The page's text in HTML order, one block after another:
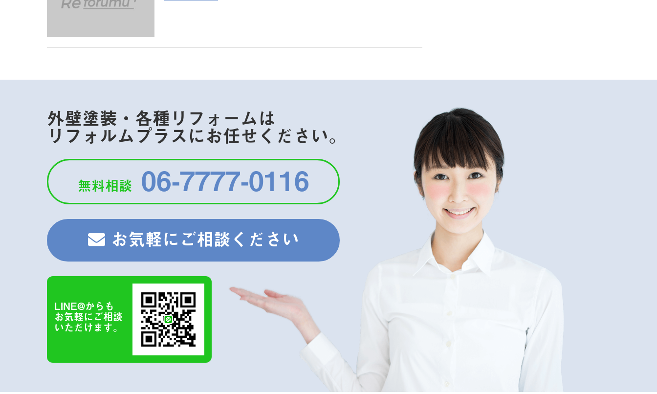
外壁塗装・各種リフォームは
リフォルムプラスにお任せください。
無料相談 06-7777-0116
お気軽にご相談ください
LINE@からも
お気軽にご相談
いただけます。